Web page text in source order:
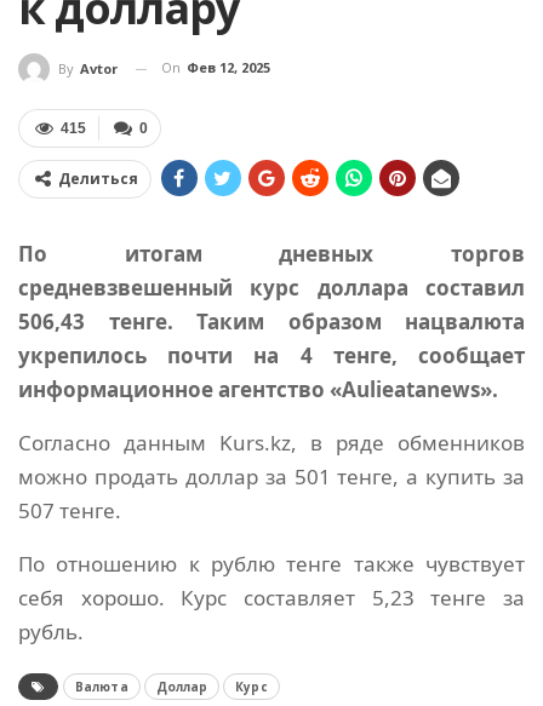
By Avtor On Фев 12, 2025
0
415
Делиться
По итогам дневных торгов
средневзвешенный курс доллара составил
506,43 тенге. Таким образом нацвалюта
укрепилось почти на 4 тенге, сообщает
информационное агентство «Aulieatanews».
Согласно данным Kurs.kz, в ряде обменников
можно продать доллар за 501 тенге, а купить за
507 тенге.
По отношению к рублю тенге также чувствует
себя хорошо. Курс составляет 5,23 тенге за
рубль.
Валюта Доллар Курс